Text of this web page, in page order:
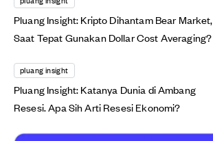
Pluang Insight: Kripto Dihantam Bear Market,
Saat Tepat Gunakan Dollar Cost Averaging?
pluang insight
Pluang Insight: Katanya Dunia di Ambang
Resesi. Apa Sih Arti Resesi Ekonomi?